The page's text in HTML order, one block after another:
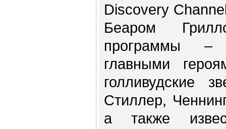
Discovery
Беаром
программы –
главными
голливудские
Стиллер,
а также